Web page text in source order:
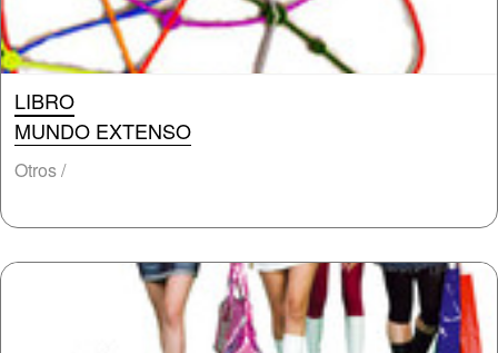
LIBRO
MUNDO EXTENSO
Otros /